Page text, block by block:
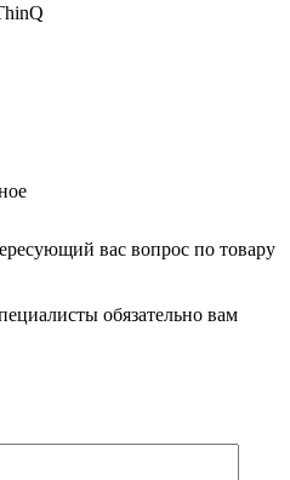
вас вопрос по товару
обязательно вам